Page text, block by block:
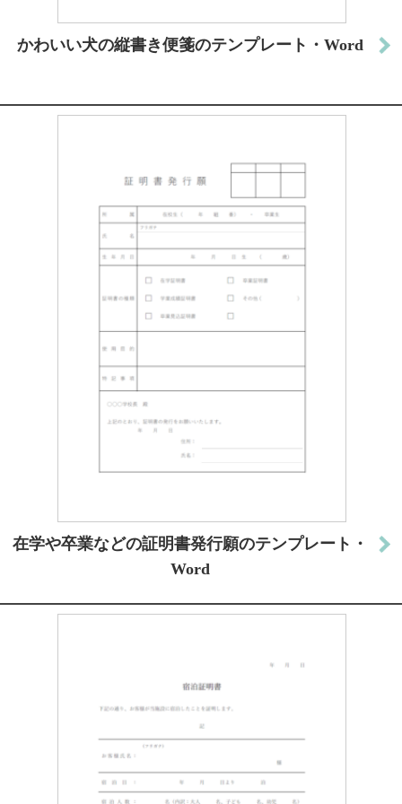
かわいい犬の縦書き便箋のテンプレート・Word
在学や卒業などの証明書発行願のテンプレート・
Word